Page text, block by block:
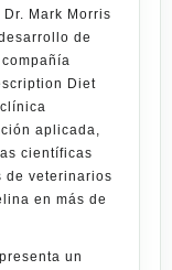
Mark Morris
de
Diet
aplicada,
científicas
de veterinarios
en más de
un